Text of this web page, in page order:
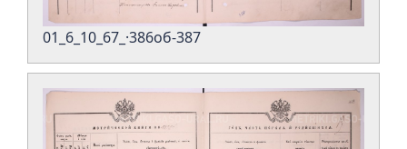
01_6_10_67_·386об-387